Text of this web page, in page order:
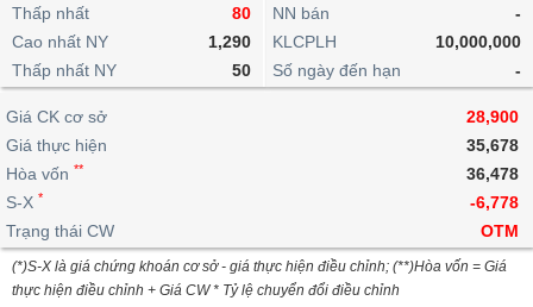
lỗ
dịch
nội
Niên
giám
Tài
liệu
cổ
Định
giá
ngoài
doanh
Top
cổ
phiếu
dịch
Chứng
quyền
quan
Thống
giao
dịch
Thống
giao
dịch
Tin
tức
Phân
tích
kỹ
thuật
trực
tuyến
Bộ
lọc
cổ
Vĩ
mô
lai
Chứng
quyền
Trái
phiếu
IR
Awards
tạo
Dịch
vụ
Thấp nhất
80
Cao nhất NY
1,290
Thấp nhất NY
50
NN bán
-
KLCPLH
10,000,000
Số ngày đến hạn
-
Giá CK cơ sở
28,900
Giá thực hiện
35,678
Hòa vốn **
36,478
S-X *
-6,778
Trạng thái CW
OTM
(*)S-X là giá chứng khoán cơ sở - giá thực hiện điều chỉnh; (**)Hòa vốn = Giá
thực hiện điều chỉnh + Giá CW * Tỷ lệ chuyển đổi điều chỉnh
BẤT
ĐỘNG
SẢN
TÀI
CHÍNH
HÀNG